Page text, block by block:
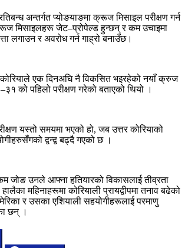
अन्तर्गत प्योङयाङमा क्रूज मिसाइल परीक्षण गर्न
मिसाइलहरू जेट–प्रोपेल्ड हुन्छन् र कम उचाइमा
लगाउन र अवरोध गर्न गाह्रो बनाउँछ।
कोरियाले एक दिनअघि नै विकसित भइरहेको नयाँ क्रुज
को पहिलो परीक्षण गरेको बताएको थियो ।
यस्तो समयमा भएको हो, जब उत्तर कोरियाको
द्वन्द्व बढ्दै गएको छ ।
जोङ उनले आफ्ना हतियारको विकासलाई तीव्रता
महिनाहरूमा कोरियाली प्रायद्वीपमा तनाव बढेको
र उसका एशियाली सहयोगीहरूलाई परमाणु
छन् ।